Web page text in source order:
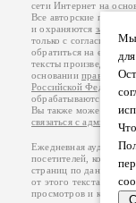
Мы
сети Интернет на
Все авторские права
и охраняются законом
только с согласия его
обратиться на его
тексты произведений
основанииправил
Российской Федерации
обрабатываются на
Вы также можете
связаться с
Ежедневная
посетителей, которые
страниц по данным
от этого текста. В
просмотров и